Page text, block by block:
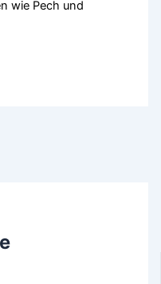
wie Pech und